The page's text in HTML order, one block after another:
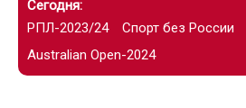
Сегодня:
РПЛ-2023/24
Спорт без России
Australian Open-2024